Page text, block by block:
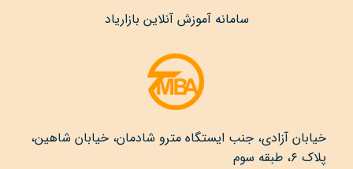
سامانه آموزش آنلاین بازاریاد
خیابان آزادی، جنب ایستگاه مترو شادمان، خیابان شاهین،
پلاک ۶، طبقه سوم